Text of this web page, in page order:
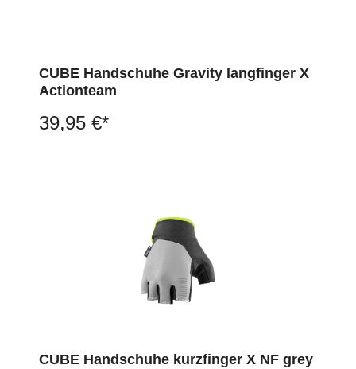
CUBE Handschuhe Gravity langfinger X
Actionteam
39,95 €*
CUBE Handschuhe kurzfinger X NF grey